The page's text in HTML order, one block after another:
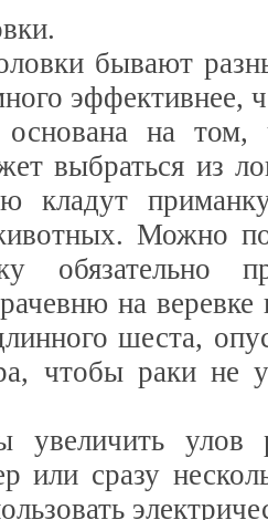
бывают
эффективнее,
основана на
выбраться из
кладут
Можно
обязательно
на
шеста,
чтобы раки не
увеличить улов
или сразу